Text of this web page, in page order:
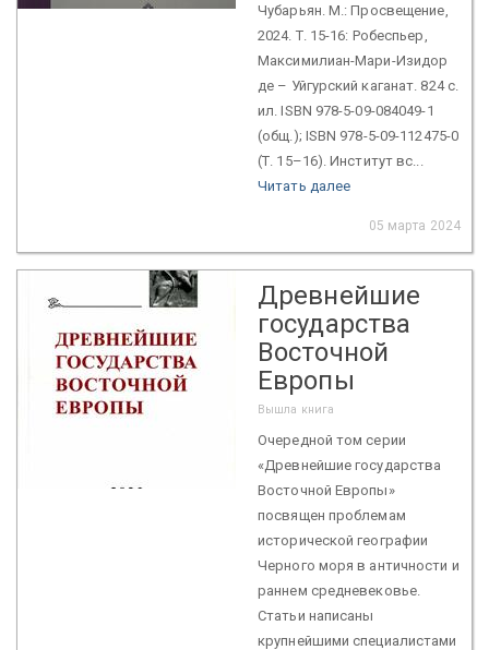
Чубарьян. М.: Просвещение,
2024. Т. 15-16: Робеспьер,
Максимилиан-Мари-Изидор
де – Уйгурский каганат. 824 с.
ил. ISBN 978-5-09-084049-1
(общ.); ISBN 978-5-09-112475-0
(Т. 15–16). Институт вс...
Читать далее
05 марта 2024
Древнейшие
государства
Восточной
Европы
Вышла книга
Очередной том серии
«Древнейшие государства
Восточной Европы»
посвящен проблемам
исторической географии
Черного моря в античности и
раннем средневековье.
Статьи написаны
крупнейшими специалистами